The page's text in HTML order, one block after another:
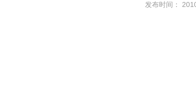
发布时间：